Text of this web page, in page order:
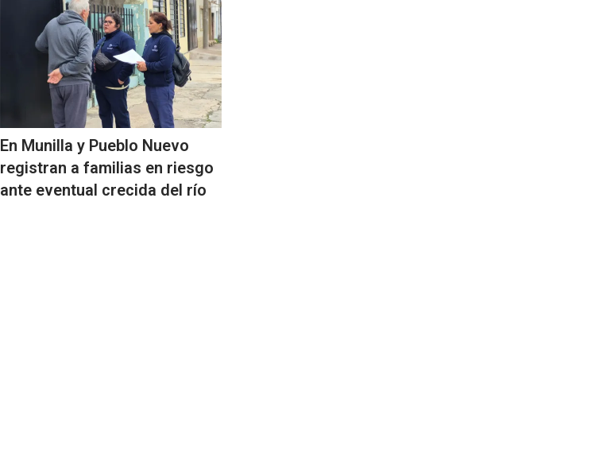
En Munilla y Pueblo Nuevo
registran a familias en riesgo
ante eventual crecida del río